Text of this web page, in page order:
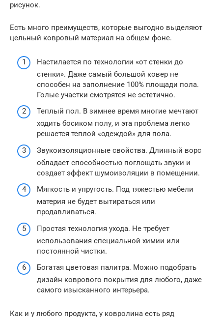
рисунок.
Есть много преимуществ, которые выгодно выделяют
цельный ковровый материал на общем фоне.
Настилается по технологии «от стенки до
стенки». Даже самый большой ковер не
способен на заполнение 100% площади пола.
Голые участки смотрятся не эстетично.
Теплый пол. В зимнее время многие мечтают
ходить босиком полу, и эта проблема легко
решается теплой «одеждой» для пола.
Звукоизоляционные свойства. Длинный ворс
обладает способностью поглощать звуки и
создает эффект шумоизоляции в помещении.
Мягкость и упругость. Под тяжестью мебели
материя не будет вытираться или
продавливаться.
Простая технология ухода. Не требует
использования специальной химии или
постоянной чистки.
Богатая цветовая палитра. Можно подобрать
дизайн коврового покрытия для любого, даже
самого изысканного интерьера.
Как и у любого продукта, у ковролина есть ряд